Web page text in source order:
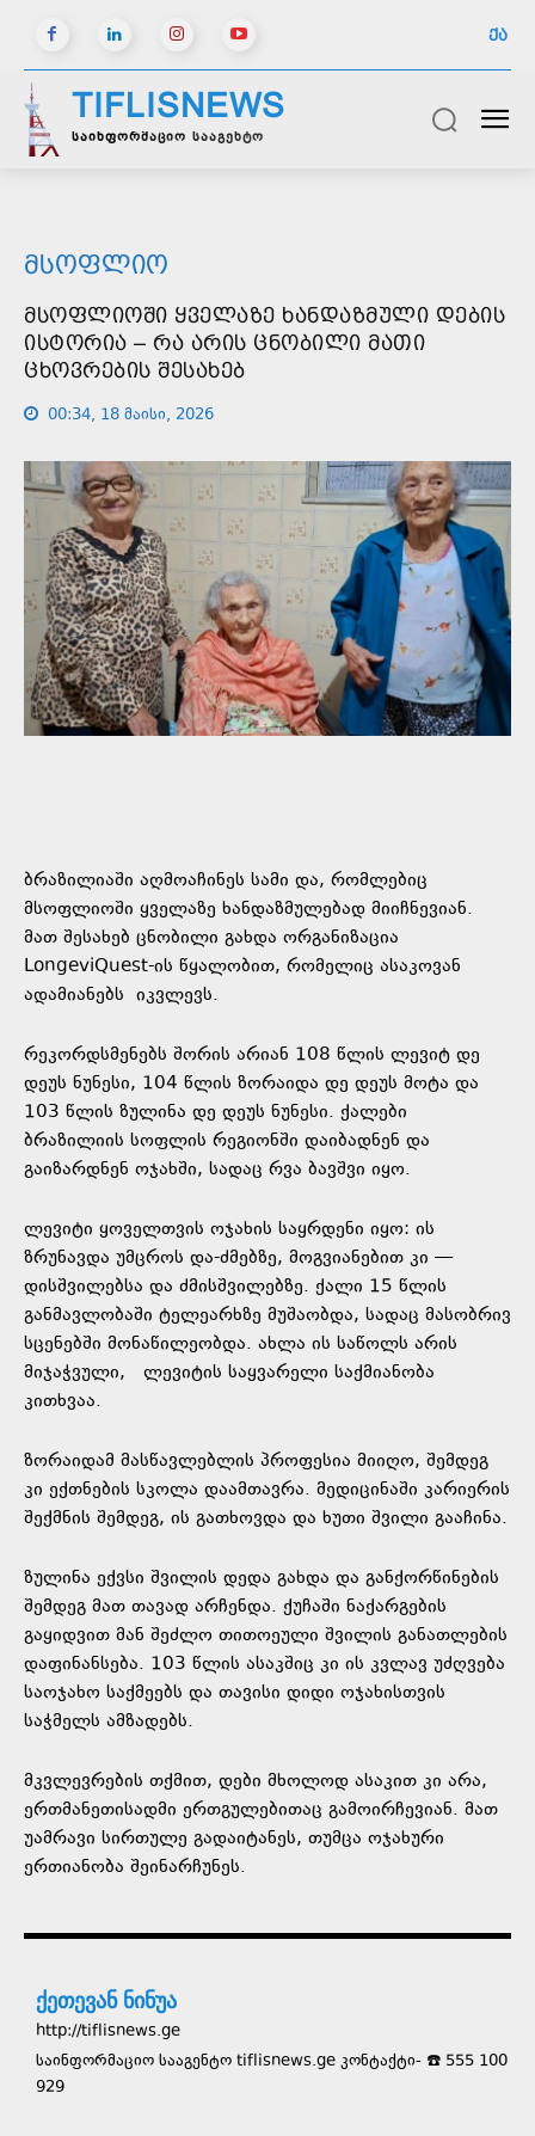
ᲥᲐ
TIFLISNEWS
საინფორმაციო სააგენტო
ᲛᲡᲝᲤᲚᲘᲝ
ᲛᲡᲝᲤᲚᲘᲝᲨᲘ ᲧᲕᲔᲚᲐᲖᲔ ᲮᲐᲜᲓᲐᲖᲛᲣᲚᲘ ᲓᲔᲑᲘᲡ
ᲘᲡᲢᲝᲠᲘᲐ – ᲠᲐ ᲐᲠᲘᲡ ᲪᲜᲝᲑᲘᲚᲘ ᲛᲐᲗᲘ
ᲪᲮᲝᲕᲠᲔᲑᲘᲡ ᲨᲔᲡᲐᲮᲔᲑ
00:34, 18 მაისი, 2026
ბრაზილიაში აღმოაჩინეს სამი და, რომლებიც
მსოფლიოში ყველაზე ხანდაზმულებად მიიჩნევიან.
მათ შესახებ ცნობილი გახდა ორგანიზაცია
LongeviQuest-ის წყალობით, რომელიც ასაკოვან
ადამიანებს იკვლევს.
რეკორდსმენებს შორის არიან 108 წლის ლევიტ დე
დეუს ნუნესი, 104 წლის ზორაიდა დე დეუს მოტა და
103 წლის ზულინა დე დეუს ნუნესი. ქალები
ბრაზილიის სოფლის რეგიონში დაიბადნენ და
გაიზარდნენ ოჯახში, სადაც რვა ბავშვი იყო.
ლევიტი ყოველთვის ოჯახის საყრდენი იყო: ის
ზრუნავდა უმცროს და-ძმებზე, მოგვიანებით კი —
დისშვილებსა და ძმისშვილებზე. ქალი 15 წლის
განმავლობაში ტელეარხზე მუშაობდა, სადაც მასობრივ
სცენებში მონაწილეობდა. ახლა ის საწოლს არის
მიჯაჭვული, ლევიტის საყვარელი საქმიანობა
კითხვაა.
ზორაიდამ მასწავლებლის პროფესია მიიღო, შემდეგ
კი ექთნების სკოლა დაამთავრა. მედიცინაში კარიერის
შექმნის შემდეგ, ის გათხოვდა და ხუთი შვილი გააჩინა.
ზულინა ექვსი შვილის დედა გახდა და განქორწინების
შემდეგ მათ თავად არჩენდა. ქუჩაში ნაქარგების
გაყიდვით მან შეძლო თითოეული შვილის განათლების
დაფინანსება. 103 წლის ასაკშიც კი ის კვლავ უძღვება
საოჯახო საქმეებს და თავისი დიდი ოჯახისთვის
საჭმელს ამზადებს.
მკვლევრების თქმით, დები მხოლოდ ასაკით კი არა,
ერთმანეთისადმი ერთგულებითაც გამოირჩევიან. მათ
უამრავი სირთულე გადაიტანეს, თუმცა ოჯახური
ერთიანობა შეინარჩუნეს.
ქეთევან ნინუა
http://tiflisnews.ge
საინფორმაციო სააგენტო tiflisnews.ge კონტაქტი- ☎️ 555 100
929